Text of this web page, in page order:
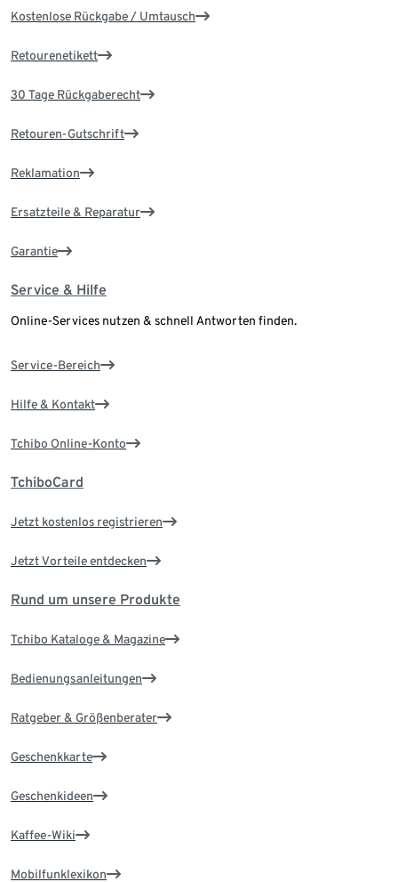
Kostenlose Rückgabe / Umtausch
Retourenetikett
30 Tage Rückgaberecht
Retouren-Gutschrift
Reklamation
Ersatzteile & Reparatur
Garantie
Service & Hilfe
Online-Services nutzen & schnell Antworten finden.
Service-Bereich
Hilfe & Kontakt
Tchibo Online-Konto
TchiboCard
Jetzt kostenlos registrieren
Jetzt Vorteile entdecken
Rund um unsere Produkte
Tchibo Kataloge & Magazine
Bedienungsanleitungen
Ratgeber & Größenberater
Geschenkkarte
Geschenkideen
Kaffee-Wiki
Mobilfunklexikon